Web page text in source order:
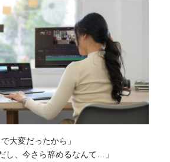
大変だったから」
し、今さら辞めるなんて…」